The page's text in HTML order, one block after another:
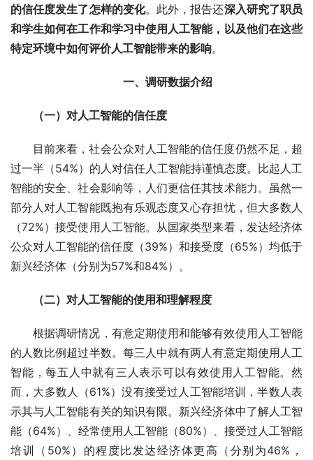
的信任度发生了怎样的变化。此外，报告还深入研究了职员
和学生如何在工作和学习中使用人工智能，以及他们在这些
特定环境中如何评价人工智能带来的影响。
一、调研数据介绍
（一）对人工智能的信任度
目前来看，社会公众对人工智能的信任度仍然不足，超
过一半（54%）的人对信任人工智能持谨慎态度。比起人工
智能的安全、社会影响等，人们更信任其技术能力。虽然一
部分人对人工智能既抱有乐观态度又心存担忧，但大多数人
（72%）接受使用人工智能。从国家类型来看，发达经济体
公众对人工智能的信任度（39%）和接受度（65%）均低于
新兴经济体（分别为57%和84%）。
（二）对人工智能的使用和理解程度
根据调研情况，有意定期使用和能够有效使用人工智能
的人数比例超过半数。每三人中就有两人有意定期使用人工
智能，每五人中就有三人表示可以有效使用人工智能。然
而，大多数人（61%）没有接受过人工智能培训，半数人表
示其与人工智能有关的知识有限。新兴经济体中了解人工智
能（64%）、经常使用人工智能（80%）、接受过人工智能
培训（50%）的程度比发达经济体更高（分别为46%，